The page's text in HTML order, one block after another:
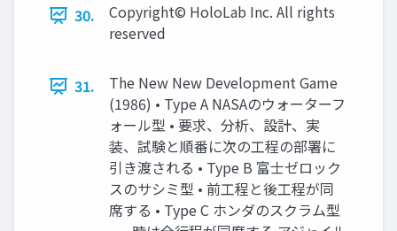
30.
Copyright© HoloLab Inc. All rights
reserved
31.
The New New Development Game
(1986) • Type A NASAのウォーターフ
ォール型 • 要求、分析、設計、実
装、試験と順番に次の工程の部署に
引き渡される • Type B 富士ゼロック
スのサシミ型 • 前工程と後工程が同
席する • Type C ホンダのスクラム型